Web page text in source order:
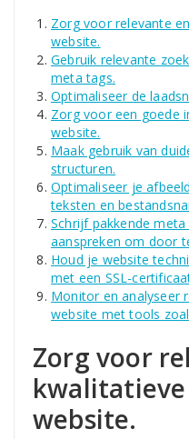
Zorg voor relevante
website.
Gebruik relevante
meta tags.
Optimaliseer de
Zorg voor een goede
website.
Maak gebruik van
structuren.
Optimaliseer je
teksten en
Schrijf pakkende
aanspreken om door
Houd je website
met een SSL-
Monitor en analyseer
website met tools
Zorg voor
website.